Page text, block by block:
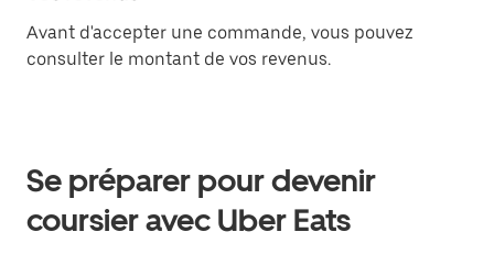
Avant d'accepter une commande, vous pouvez
consulter le montant de vos revenus.
Se préparer pour devenir
coursier avec Uber Eats